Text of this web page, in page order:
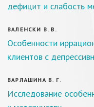
дефицит и слабость
ВАЛЕНСКИ В. В.
Особенности
клиентов с
ВАРЛАШИНА В. Г.
Исследование